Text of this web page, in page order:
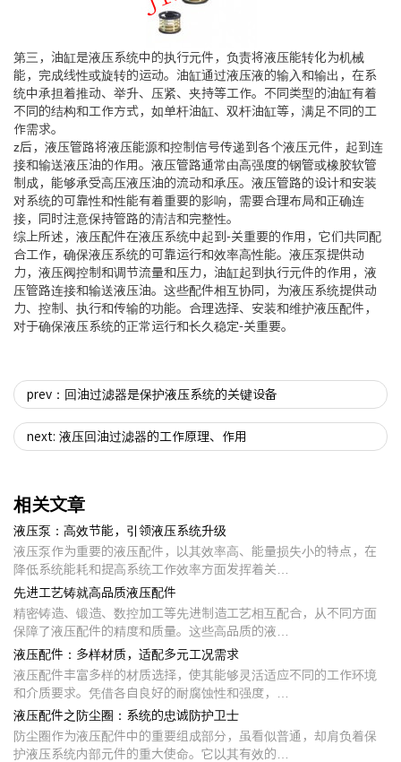
第三，油缸是液压系统中的执行元件，负责将液压能转化为机械
能，完成线性或旋转的运动。油缸通过液压液的输入和输出，在系
统中承担着推动、举升、压紧、夹持等工作。不同类型的油缸有着
不同的结构和工作方式，如单杆油缸、双杆油缸等，满足不同的工
作需求。
z后，液压管路将液压能源和控制信号传递到各个液压元件，起到连
接和输送液压油的作用。液压管路通常由高强度的钢管或橡胶软管
制成，能够承受高压液压油的流动和承压。液压管路的设计和安装
对系统的可靠性和性能有着重要的影响，需要合理布局和正确连
接，同时注意保持管路的清洁和完整性。
综上所述，液压配件在液压系统中起到-关重要的作用，它们共同配
合工作，确保液压系统的可靠运行和效率高性能。液压泵提供动
力，液压阀控制和调节流量和压力，油缸起到执行元件的作用，液
压管路连接和输送液压油。这些配件相互协同，为液压系统提供动
力、控制、执行和传输的功能。合理选择、安装和维护液压配件，
对于确保液压系统的正常运行和长久稳定-关重要。
prev：回油过滤器是保护液压系统的关键设备
next: 液压回油过滤器的工作原理、作用
相关文章
液压泵：高效节能，引领液压系统升级
液压泵作为重要的液压配件，以其效率高、能量损失小的特点，在
降低系统能耗和提高系统工作效率方面发挥着关…
先进工艺铸就高品质液压配件
精密铸造、锻造、数控加工等先进制造工艺相互配合，从不同方面
保障了液压配件的精度和质量。这些高品质的液…
液压配件：多样材质，适配多元工况需求
液压配件丰富多样的材质选择，使其能够灵活适应不同的工作环境
和介质要求。凭借各自良好的耐腐蚀性和强度，…
液压配件之防尘圈：系统的忠诚防护卫士
防尘圈作为液压配件中的重要组成部分，虽看似普通，却肩负着保
护液压系统内部元件的重大使命。它以其有效的…